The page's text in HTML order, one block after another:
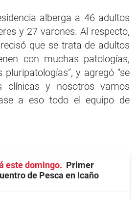
alberga a 46 adultos
y 27 varones. Al respecto,
que se trata de adultos
con muchas patologías,
y agregó “se
clínicas y nosotros vamos
a eso todo el equipo de
este domingo
Primer
de Pesca en Icaño